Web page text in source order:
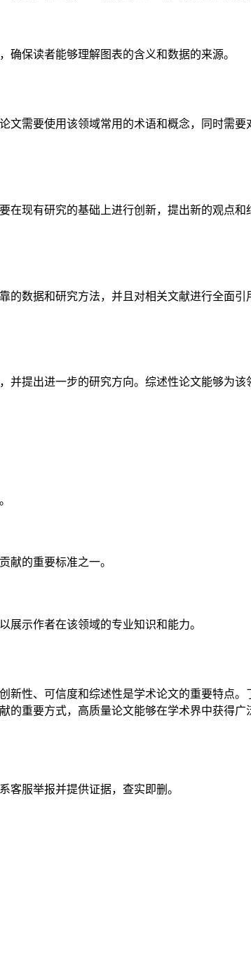
保读者能够理解图表的含义和数据的来源。
需要使用该领域常用的术语和概念，同时需
现有研究的基础上进行创新，提出新的观点
数据和研究方法，并且对相关文献进行全面
提出进一步的研究方向。综述性论文能够为
献的重要标准之一。
展示作者在该领域的专业知识和能力。
性、可信度和综述性是学术论文的重要特点
重要方式，高质量论文能够在学术界中获得广
客服举报并提供证据，查实即删。